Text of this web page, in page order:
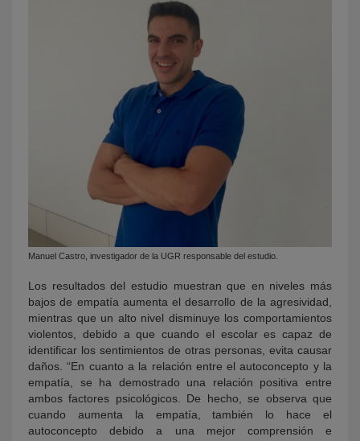
Manuel Castro, investigador de la UGR responsable del estudio.
Los resultados del estudio muestran que en niveles más
bajos de empatía aumenta el desarrollo de la agresividad,
mientras que un alto nivel disminuye los comportamientos
violentos, debido a que cuando el escolar es capaz de
identificar los sentimientos de otras personas, evita causar
daños. “En cuanto a la relación entre el autoconcepto y la
empatía, se ha demostrado una relación positiva entre
ambos factores psicológicos. De hecho, se observa que
cuando aumenta la empatía, también lo hace el
autoconcepto debido a una mejor comprensión e